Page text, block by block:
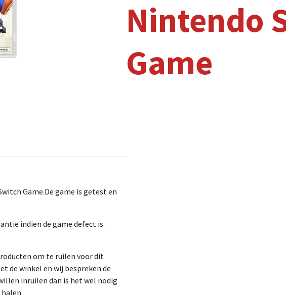
Nintendo
Game
Game.De game is getest en
indien de game defect is.
om te ruilen voor dit
de winkel en wij bespreken de
inruilen dan is het wel nodig